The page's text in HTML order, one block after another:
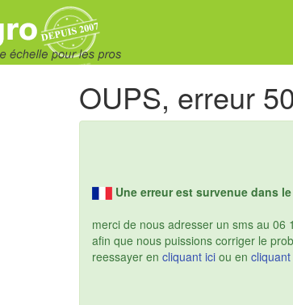
OUPS, erreur
Une erreur est survenue dans
merci de nous adresser un sms au
afin que nous puissions corriger le
reessayer en cliquant ici ou en